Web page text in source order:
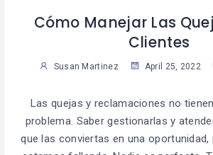
Cómo Manejar Las
Clientes
Susan Martinez April 25, 2022
Las quejas y reclamaciones no
problema. Saber gestionarlas y
que las conviertas en una oportunidad,